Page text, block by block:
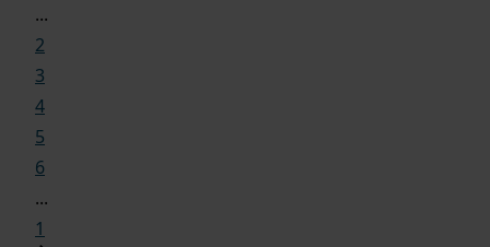
...
2
3
4
5
6
...
1